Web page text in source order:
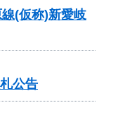
(仮称)新愛岐
公告